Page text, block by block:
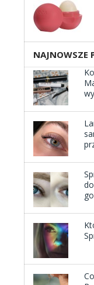
NAJNOWSZE